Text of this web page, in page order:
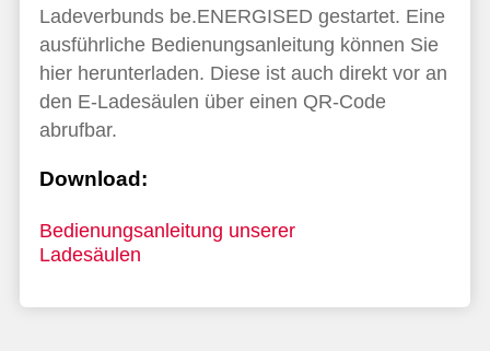
Ladeverbunds be.ENERGISED gestartet. Eine
ausführliche Bedienungsanleitung können Sie
hier herunterladen. Diese ist auch direkt vor an
den E-Ladesäulen über einen QR-Code
abrufbar.
Download:
Bedienungsanleitung unserer
Ladesäulen